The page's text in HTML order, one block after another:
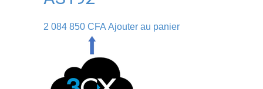
2 084 850CFA Ajouter au panier